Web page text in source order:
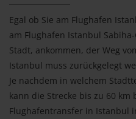
Egal ob Sie am Flughafen
am Flughafen Istanbul
Stadt, ankommen, der Weg
Istanbul muss zurückgelegt
Je nachdem in welchem
kann die Strecke bis zu 60 km
Flughafentransfer in Istanbul